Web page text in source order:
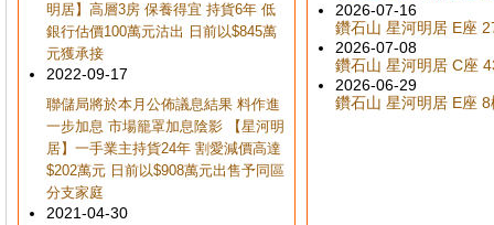
明居】高層3房 保養得宜 持貨6年 低
銀行估價100萬元沽出 日前以$845萬
元獲承接
2022-09-17
聯儲局將於本月公佈議息結果 料作進
一步加息 市場籠罩加息陰影 【星河明
居】一手業主持貨24年 割愛減價高達
$202萬元 日前以$908萬元出售予同區
分支家庭
2021-04-30
2026-07-16
鑽石山 星河明居 E座
2026-07-08
鑽石山 星河明居 C座
2026-06-29
鑽石山 星河明居 E座